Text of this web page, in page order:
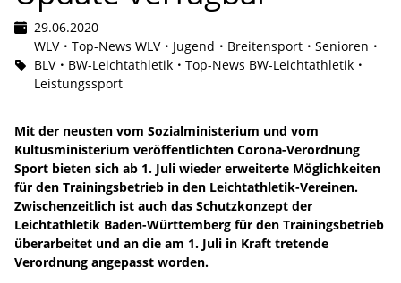
29.06.2020
WLV
Top-News WLV Jugend Breitensport
Senioren
BLV
BW-Leichtathletik
Top-News BW-Leichtathletik
Leistungssport
Mit der neusten vom Sozialministerium und vom
Kultusministerium veröffentlichten Corona-Verordnung
Sport bieten sich ab 1. Juli wieder erweiterte Möglichkeiten
für den Trainingsbetrieb in den Leichtathletik-Vereinen.
Zwischenzeitlich ist auch das Schutzkonzept der
Leichtathletik Baden-Württemberg für den Trainingsbetrieb
überarbeitet und an die am 1. Juli in Kraft tretende
Verordnung angepasst worden.